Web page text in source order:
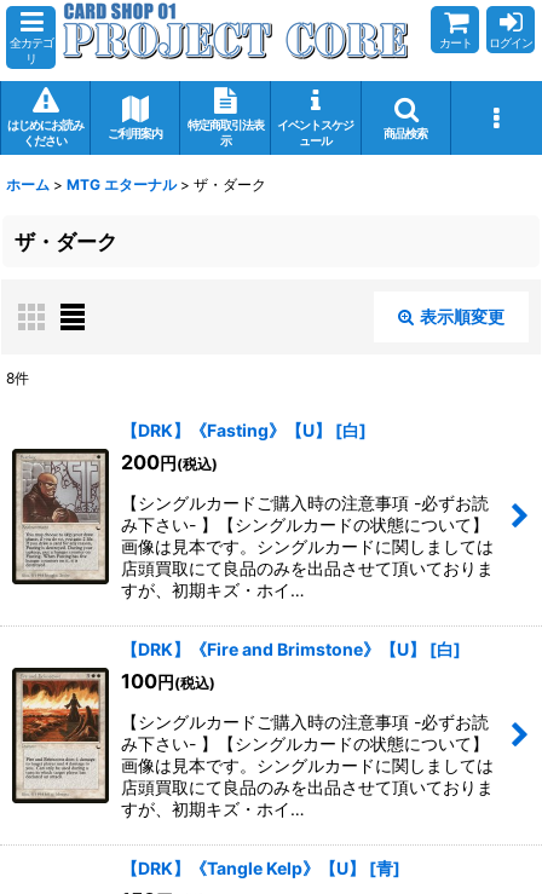
全カテゴ
リ
カート ログイン
はじめにお読み
ください
ご利用案内
特定商取引法表
示
イベントスケジ
ュール
商品検索
ホーム > MTG エターナル > ザ・ダーク
ザ・ダーク
表示順変更
在庫あり
並び順:
絞り込む
8件
【DRK】《Fasting》【U】 [白]
200円 (税込)
【シングルカードご購入時の注意事項 -必ずお読
み下さい- 】【シングルカードの状態について】
画像は見本です。シングルカードに関しましては
店頭買取にて良品のみを出品させて頂いておりま
すが、初期キズ・ホイ…
【DRK】《Fire and Brimstone》【U】 [白]
100円 (税込)
【シングルカードご購入時の注意事項 -必ずお読
み下さい- 】【シングルカードの状態について】
画像は見本です。シングルカードに関しましては
店頭買取にて良品のみを出品させて頂いておりま
すが、初期キズ・ホイ…
【DRK】《Tangle Kelp》【U】 [青]